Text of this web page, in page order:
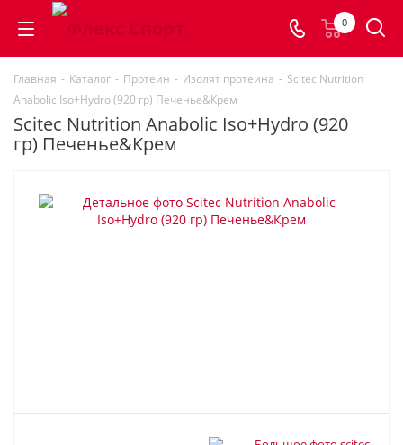
0
Главная - Каталог - Протеин - Изолят протеина - Scitec Nutrition
Anabolic Iso+Hydro (920 гр) Печенье&Крем
Scitec Nutrition Anabolic Iso+Hydro (920
гр) Печенье&Крем